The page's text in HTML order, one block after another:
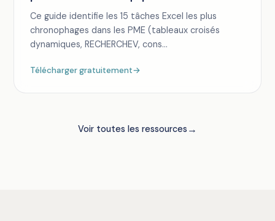
Ce guide identifie les 15 tâches Excel les plus
chronophages dans les PME (tableaux croisés
dynamiques, RECHERCHEV, cons...
Télécharger gratuitement→
Voir toutes les ressources→